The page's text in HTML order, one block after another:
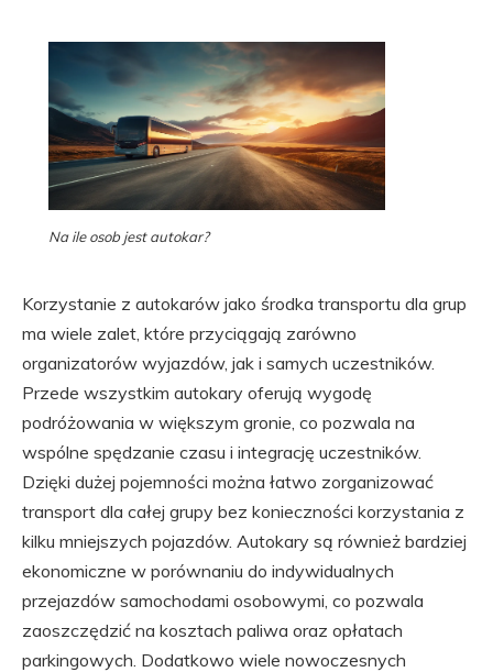
Na ile osob jest autokar?
Korzystanie z autokarów jako środka transportu dla grup
ma wiele zalet, które przyciągają zarówno
organizatorów wyjazdów, jak i samych uczestników.
Przede wszystkim autokary oferują wygodę
podróżowania w większym gronie, co pozwala na
wspólne spędzanie czasu i integrację uczestników.
Dzięki dużej pojemności można łatwo zorganizować
transport dla całej grupy bez konieczności korzystania z
kilku mniejszych pojazdów. Autokary są również bardziej
ekonomiczne w porównaniu do indywidualnych
przejazdów samochodami osobowymi, co pozwala
zaoszczędzić na kosztach paliwa oraz opłatach
parkingowych. Dodatkowo wiele nowoczesnych